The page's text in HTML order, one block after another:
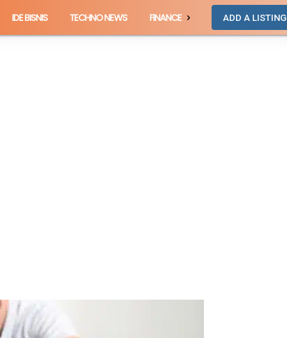
IDE BISNIS TECHNO NEWS FINANCE ADD A LISTING